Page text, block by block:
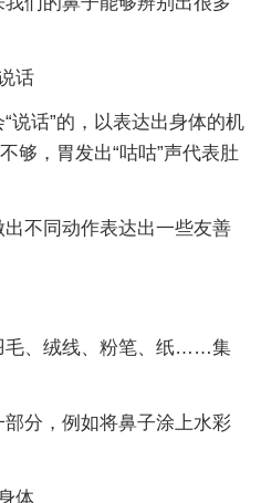
话
说话”的，以表达出身体的机
够，胃发出“咕咕”声代表肚
不同动作表达出一些友善
毛、绒线、粉笔、纸……集
分，例如将鼻子涂上水彩
体